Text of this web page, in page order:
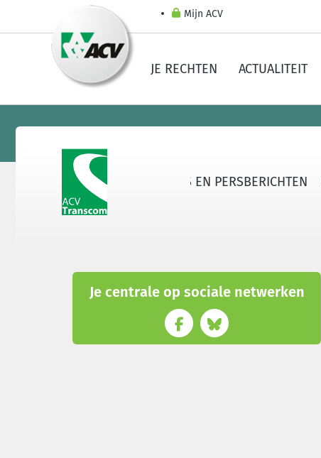
Mijn ACV
JE RECHTEN ACTUALITEIT
SECTOREN NIEUWS EN PERSBERICHTEN
Je centrale op sociale netwerken